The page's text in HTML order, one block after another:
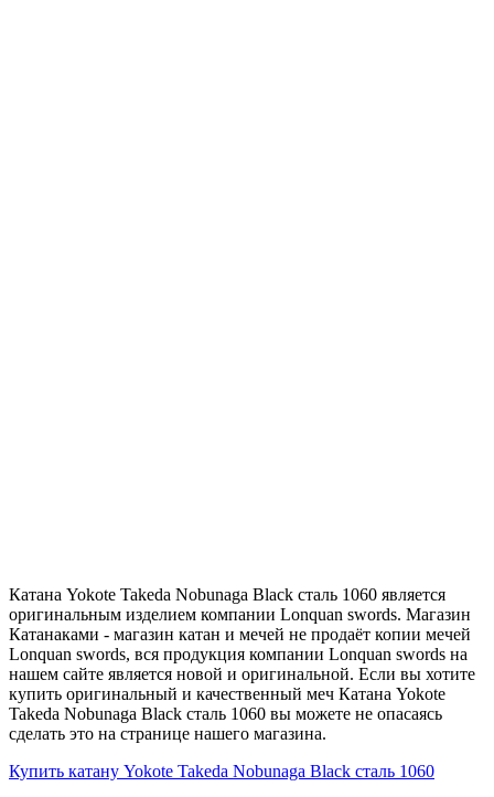
Катана Yokote Takeda Nobunaga Black сталь 1060 является
оригинальным изделием компании Lonquan swords. Магазин
Катанаками - магазин катан и мечей не продаёт копии мечей
Lonquan swords, вся продукция компании Lonquan swords на
нашем сайте является новой и оригинальной. Если вы хотите
купить оригинальный и качественный меч Катана Yokote
Takeda Nobunaga Black сталь 1060 вы можете не опасаясь
сделать это на странице нашего магазина.
Купить катану Yokote Takeda Nobunaga Black сталь 1060